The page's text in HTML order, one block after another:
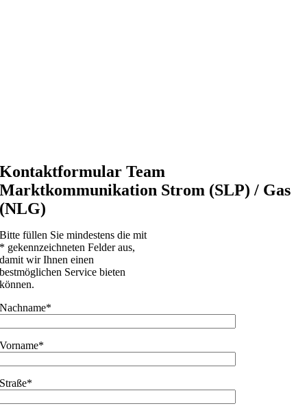
Kontaktformular Team
Marktkommunikation Strom (SLP) / Gas
(NLG)
Bitte füllen Sie mindestens die mit
* gekennzeichneten Felder aus,
damit wir Ihnen einen
bestmöglichen Service bieten
können.
Nachname*
Vorname*
Straße*